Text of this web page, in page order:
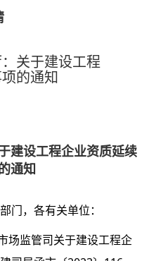
关于建设工程
的通知
建设工程企业资质延续
通知
门，各有关单位：
监管司关于建设工程企